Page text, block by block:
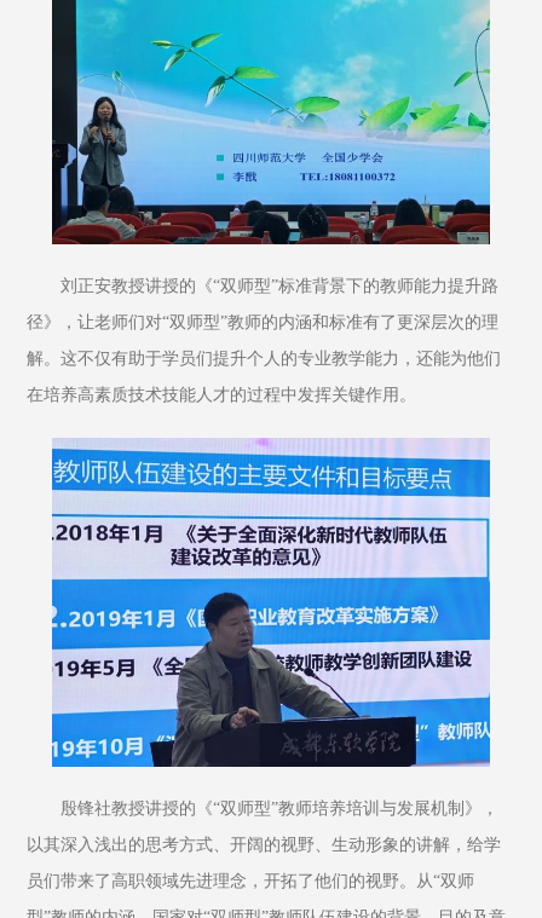
刘正安教授讲授的《“双师型”标准背景下的教师能力提升路
径》，让老师们对“双师型”教师的内涵和标准有了更深层次的理
解。这不仅有助于学员们提升个人的专业教学能力，还能为他们
在培养高素质技术技能人才的过程中发挥关键作用。
殷锋社教授讲授的《“双师型”教师培养培训与发展机制》，
以其深入浅出的思考方式、开阔的视野、生动形象的讲解，给学
员们带来了高职领域先进理念，开拓了他们的视野。从“双师